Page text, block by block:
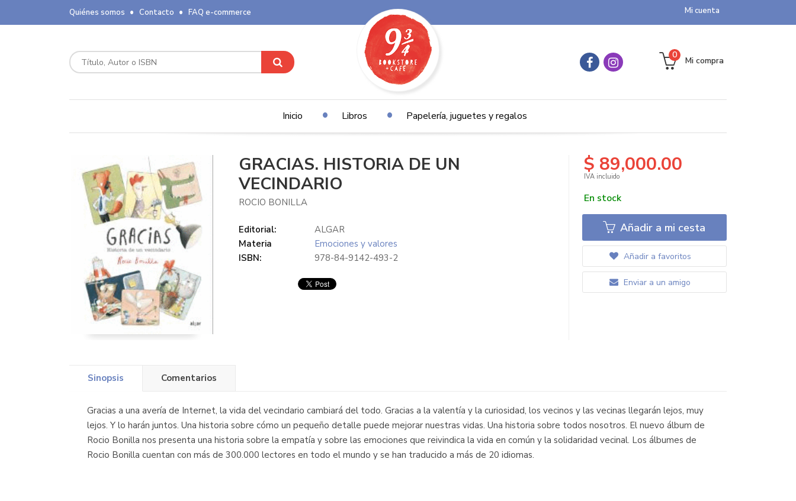
Mi cuenta
Quiénes somos Contacto FAQ e-commerce
Mi compra
0
Inicio Libros Papelería, juguetes y regalos
GRACIAS. HISTORIA DE UN
VECINDARIO
ROCIO BONILLA
Editorial:
ALGAR
Materia
Emociones y valores
ISBN:
978-84-9142-493-2
$ 89,000.00
IVA incluido
En stock
Añadir a mi cesta
Añadir a favoritos
Enviar a un amigo
Sinopsis Comentarios
Gracias a una avería de Internet, la vida del vecindario cambiará del todo. Gracias a la valentía y la curiosidad, los vecinos y las vecinas llegarán lejos, muy
lejos. Y lo harán juntos. Una historia sobre cómo un pequeño detalle puede mejorar nuestras vidas. Una historia sobre todos nosotros. El nuevo álbum de
Rocio Bonilla nos presenta una historia sobre la empatía y sobre las emociones que reivindica la vida en común y la solidaridad vecinal. Los álbumes de
Rocio Bonilla cuentan con más de 300.000 lectores en todo el mundo y se han traducido a más de 20 idiomas.